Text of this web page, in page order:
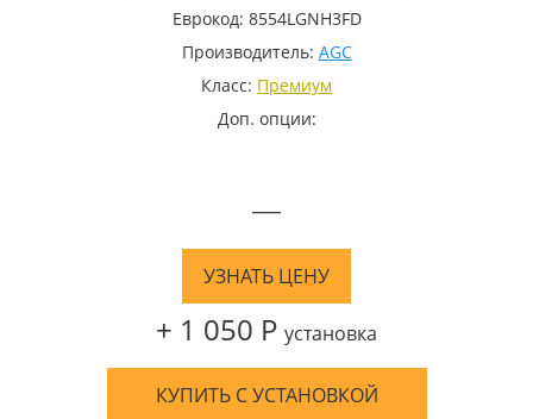
Еврокод: 8554LGNH3FD
Производитель: AGC
Класс: Премиум
Доп. опции:
—
УЗНАТЬ ЦЕНУ
+ 1 050 Р установка
КУПИТЬ С УСТАНОВКОЙ